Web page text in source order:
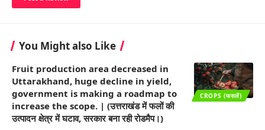
You Might also Like
CROPS (फसलें)
Fruit production area decreased in
Uttarakhand, huge decline in yield,
government is making a roadmap to
increase the scope. | (उत्तराखंड में फलों की
उत्पादन क्षेत्र में घटाव, सरकार बना रही रोडमैप।)